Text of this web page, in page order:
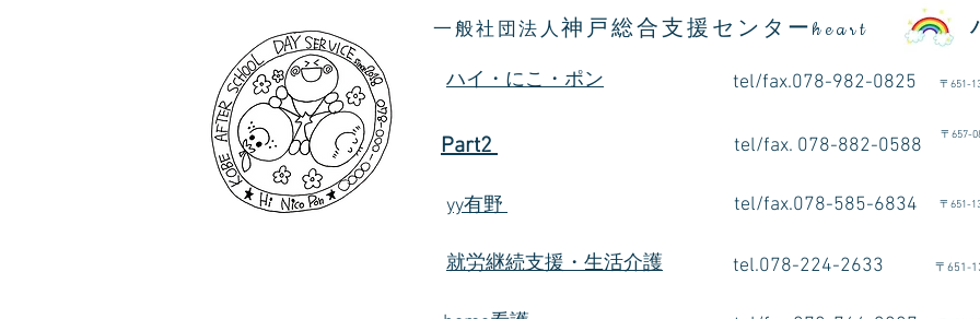
一般社団法人神戸総合支援センターheart
ハイ・にこ・ポン tel/fax.078-982-0825 〒 651-
Part2 tel/fax. 078-882-0588
〒 657-
yy有野 tel/fax.078-585-6834 〒 651-
就労継続支援・生活介護 tel.078-224-2633 〒 651-